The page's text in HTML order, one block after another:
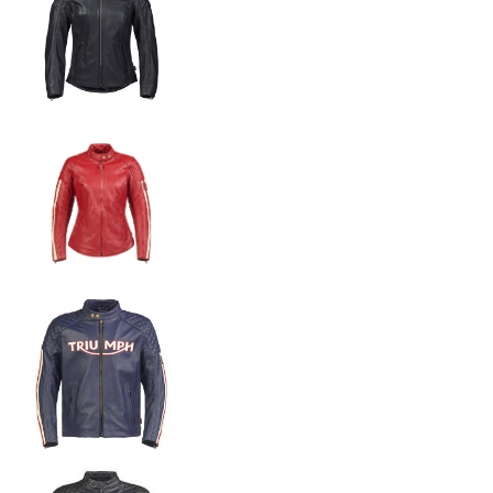
NEW TF 250-X
NEWTF250-E
Precio desde $9.990.000
TF450-X
Precio desde $10.690.000